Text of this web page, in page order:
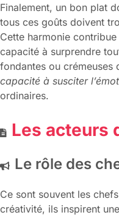
Finalement, un bon plat
tous ces goûts doivent
Cette harmonie
capacité à surprendre
fondantes ou crémeuses
capacité à susciter
ordinaires.
Les acteurs
Le rôle des
Ce sont souvent les
créativité, ils inspirent